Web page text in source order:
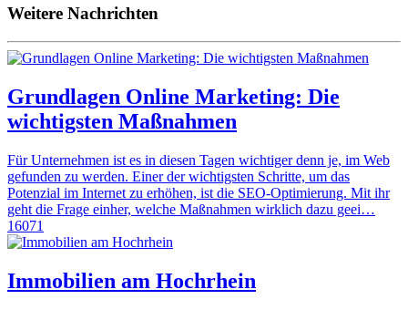
Weitere Nachrichten
Grundlagen Online Marketing: Die
wichtigsten Maßnahmen
Für Unternehmen ist es in diesen Tagen wichtiger denn je, im Web
gefunden zu werden. Einer der wichtigsten Schritte, um das
Potenzial im Internet zu erhöhen, ist die SEO-Optimierung. Mit ihr
geht die Frage einher, welche Maßnahmen wirklich dazu geei…
16071
Immobilien am Hochrhein